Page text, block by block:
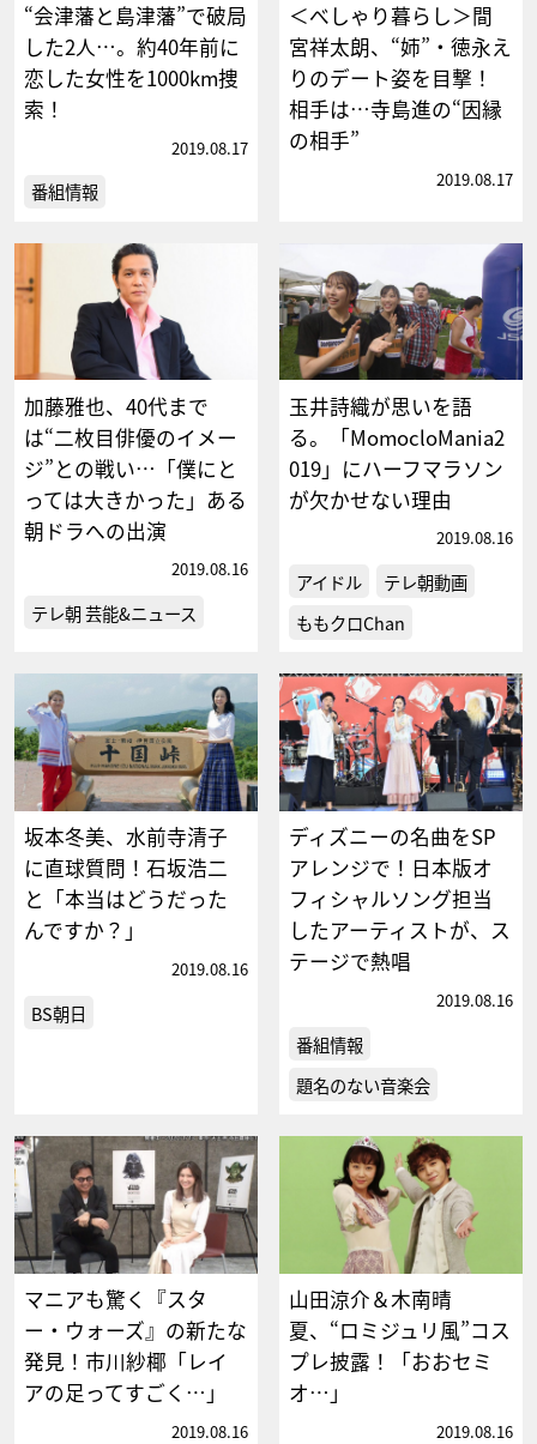
“会津藩と島津藩”で破局
した2人…。約40年前に
恋した女性を1000km捜
索！
2019.08.17
番組情報
＜べしゃり暮らし＞間
宮祥太朗、“姉”・徳永え
りのデート姿を目撃！
相手は…寺島進の“因縁
の相手”
2019.08.17
加藤雅也、40代まで
は“二枚目俳優のイメー
ジ”との戦い…「僕にと
っては大きかった」ある
朝ドラへの出演
2019.08.16
テレ朝 芸能&ニュース
玉井詩織が思いを語
る。「MomocloMania2
019」にハーフマラソン
が欠かせない理由
2019.08.16
アイドル
テレ朝動画
ももクロChan
坂本冬美、水前寺清子
に直球質問！石坂浩二
と「本当はどうだった
んですか？」
2019.08.16
BS朝日
ディズニーの名曲をSP
アレンジで！日本版オ
フィシャルソング担当
したアーティストが、ス
テージで熱唱
2019.08.16
番組情報
題名のない音楽会
マニアも驚く『スタ
ー・ウォーズ』の新たな
発見！市川紗椰「レイ
アの足ってすごく…」
2019.08.16
山田涼介＆木南晴
夏、“ロミジュリ風”コス
プレ披露！「おおセミ
オ…」
2019.08.16